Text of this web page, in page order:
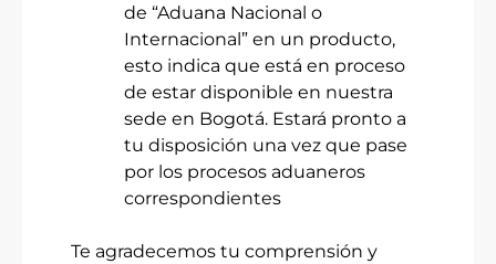
de “Aduana Nacional o
Internacional” en un producto,
esto indica que está en proceso
de estar disponible en nuestra
sede en Bogotá. Estará pronto a
tu disposición una vez que pase
por los procesos aduaneros
correspondientes
Te agradecemos tu comprensión y